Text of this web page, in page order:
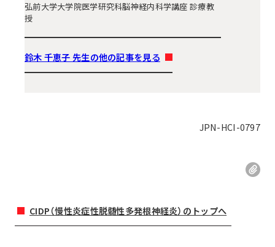
弘前大学大学院医学研究科脳神経内科学講座 診療教
授
鈴木 千恵子 先生の他の記事を見る
JPN-HCI-0797
CIDP（慢性炎症性脱髄性多発根神経炎）のトップへ